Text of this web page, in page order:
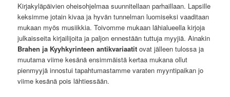
Kirjakyläpäivien oheisohjelmaa suunnitellaan parhaillaan. Lapsille
keksimme jotain kivaa ja hyvän tunnelman luomiseksi vaaditaan
mukaan myös musiikkia. Toivomme mukaan lähialueella kirjoja
julkaisseita kirjailijoita ja paljon ennestään tuttuja myyjiä. Ainakin
Brahen ja Kyyhkyrinteen antikvariaatitovat jälleen tulossa ja
muutama viime kesänä ensimmäistä kertaa mukana ollut
pienmyyjä innostui tapahtumastamme varaten myyntipaikan jo
viime kesänä pois lähtiessään.